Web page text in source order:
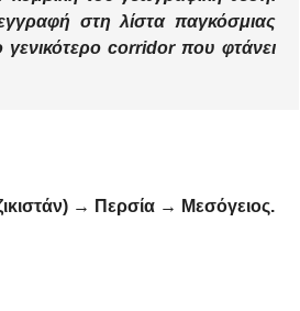
στη λίστα παγκόσμιας
corridor που φτάνει
→ Περσία → Μεσόγειος.